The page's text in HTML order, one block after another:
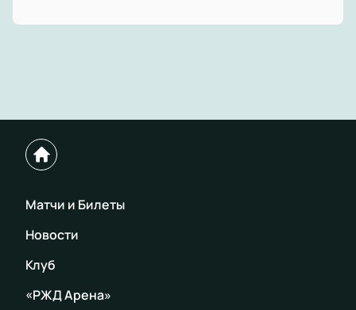
Матчи и Билеты
Новости
Клуб
«РЖД Арена»